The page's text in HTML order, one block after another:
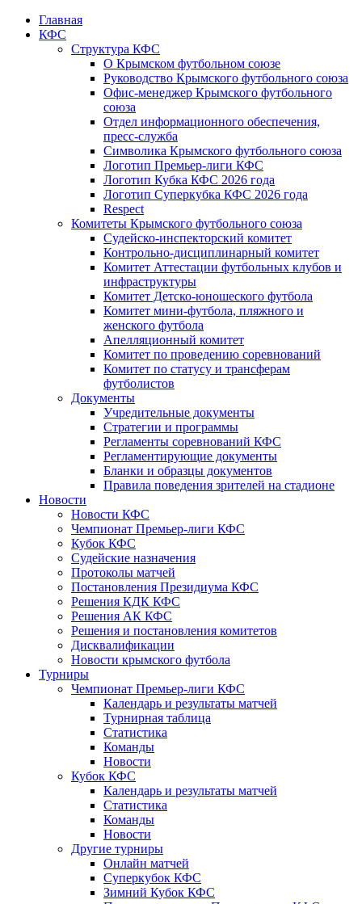
Главная
КФС
Структура КФС
О Крымском футбольном союзе
Руководство Крымского футбольного союза
Офис-менеджер Крымского футбольного
союза
Отдел информационного обеспечения,
пресс-служба
Символика Крымского футбольного союза
Логотип Премьер-лиги КФС
Логотип Кубка КФС 2026 года
Логотип Суперкубка КФС 2026 года
Respect
Комитеты Крымского футбольного союза
Судейско-инспекторский комитет
Контрольно-дисциплинарный комитет
Комитет Аттестации футбольных клубов и
инфраструктуры
Комитет Детско-юношеского футбола
Комитет мини-футбола, пляжного и
женского футбола
Апелляционный комитет
Комитет по проведению соревнований
Комитет по статусу и трансферам
футболистов
Документы
Учредительные документы
Стратегии и программы
Регламенты соревнований КФС
Регламентирующие документы
Бланки и образцы документов
Правила поведения зрителей на стадионе
Новости
Новости КФС
Чемпионат Премьер-лиги КФС
Кубок КФС
Судейские назначения
Протоколы матчей
Постановления Президиума КФС
Решения КДК КФС
Решения АК КФС
Решения и постановления комитетов
Дисквалификации
Новости крымского футбола
Турниры
Чемпионат Премьер-лиги КФС
Календарь и результаты матчей
Турнирная таблица
Статистика
Команды
Новости
Кубок КФС
Календарь и результаты матчей
Статистика
Команды
Новости
Другие турниры
Онлайн матчей
Суперкубок КФС
Зимний Кубок КФС